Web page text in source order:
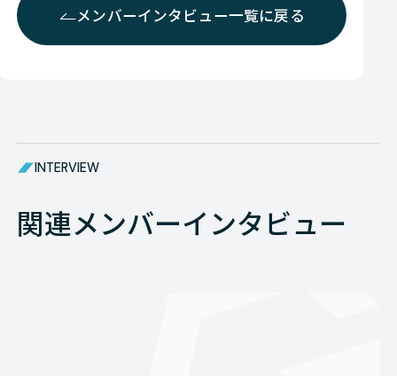
メンバーインタビュー一覧に戻る
INTERVIEW
関連メンバーインタビュー